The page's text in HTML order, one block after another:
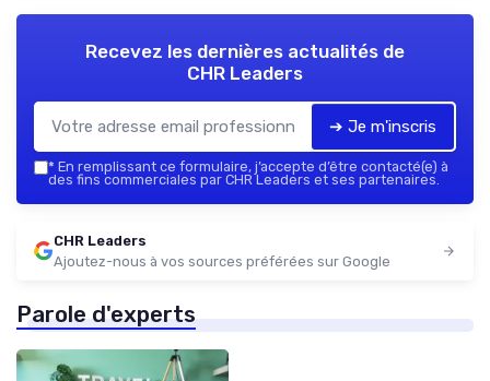
Recevez les dernières actualités de
CHR Leaders
➔ Je m'inscris
* En remplissant ce formulaire, j’accepte d’être contacté(e) à
des fins commerciales par CHR Leaders et ses partenaires.
CHR Leaders
Ajoutez-nous à vos sources préférées sur Google
Parole d'experts